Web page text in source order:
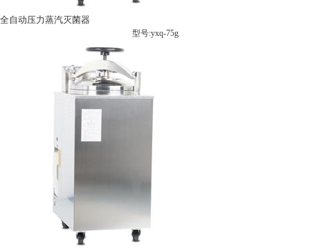
全自动压力蒸汽灭菌器
型号:yxq-75g